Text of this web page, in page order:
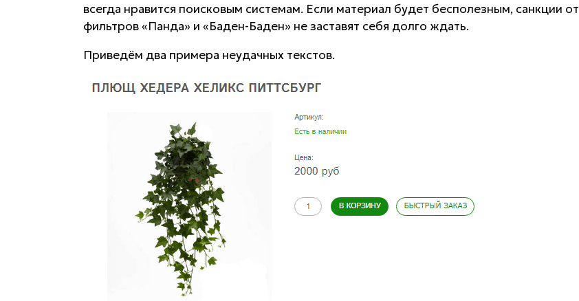
всегда нравится поисковым системам. Если материал будет бесполезным, санкции от
фильтров «Панда» и «Баден-Баден» не заставят себя долго ждать.
Приведём два примера неудачных текстов.